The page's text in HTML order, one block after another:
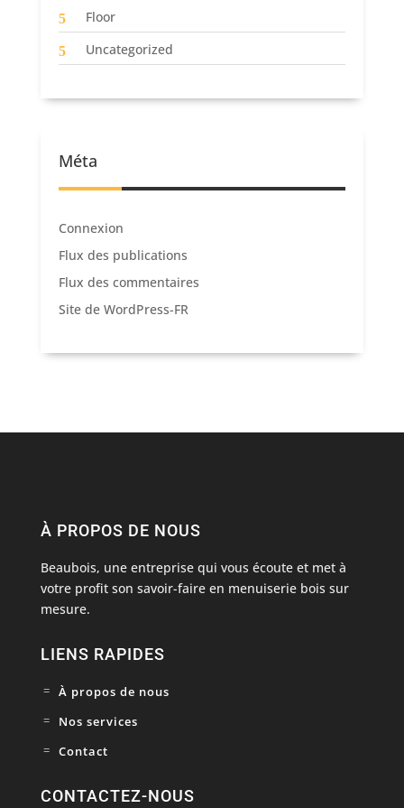
Floor
Uncategorized
Méta
Connexion
Flux des publications
Flux des commentaires
Site de WordPress-FR
À PROPOS DE NOUS
Beaubois, une entreprise qui vous écoute et met à
votre profit son savoir-faire en menuiserie bois sur
mesure.
LIENS RAPIDES
À propos de nous
Nos services
Contact
CONTACTEZ-NOUS